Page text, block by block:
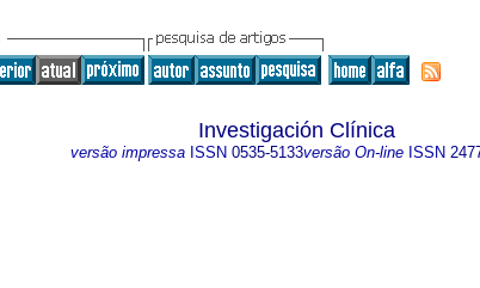
Investigación Clínica
versão impressa ISSN 0535-5133versão On-line ISSN